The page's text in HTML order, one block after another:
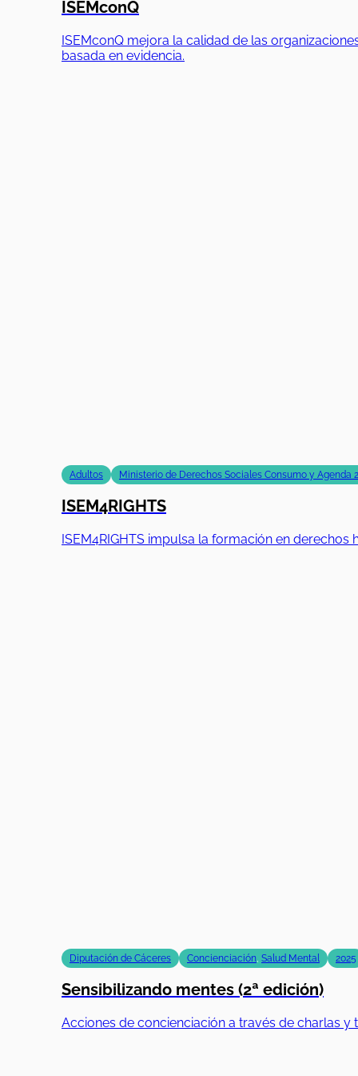
ISEMconQ
ISEMconQ mejora la calidad de las
basada en evidencia.
Adultos Ministerio de Derechos Sociales Consumo y Agenda
ISEM4RIGHTS
ISEM4RIGHTS impulsa la formación en
Diputación de Cáceres Concienciación, Salud Mental 2025
Sensibilizando mentes (2ª edición)
Acciones de concienciación a través de charlas